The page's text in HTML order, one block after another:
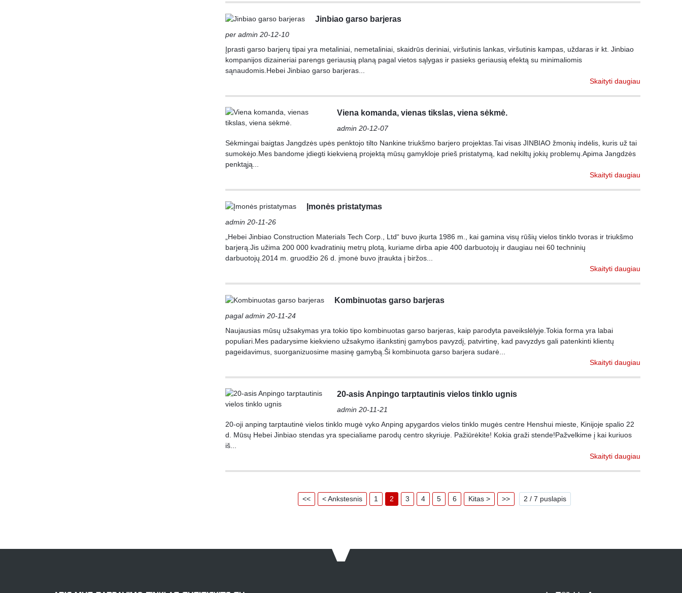
Jinbiao garso barjeras
per admin 20-12-10
Įprasti garso barjerų tipai yra metaliniai, nemetaliniai, skaidrūs deriniai, viršutinis lankas, viršutinis kampas, uždaras ir kt. Jinbiao
kompanijos dizaineriai parengs geriausią planą pagal vietos sąlygas ir pasieks geriausią efektą su minimaliomis
sąnaudomis.Hebei Jinbiao garso barjeras...
Skaityti daugiau
Viena komanda, vienas tikslas, viena sėkmė.
admin 20-12-07
Sėkmingai baigtas Jangdzės upės penktojo tilto Nankine triukšmo barjero projektas.Tai visas JINBIAO žmonių indėlis, kuris už tai
sumokėjo.Mes bandome įdiegti kiekvieną projektą mūsų gamykloje prieš pristatymą, kad nekiltų jokių problemų.Apima Jangdzės
penktąją...
Skaityti daugiau
Įmonės pristatymas
admin 20-11-26
„Hebei Jinbiao Construction Materials Tech Corp., Ltd“ buvo įkurta 1986 m., kai gamina visų rūšių vielos tinklo tvoras ir triukšmo
barjerą.Jis užima 200 000 kvadratinių metrų plotą, kuriame dirba apie 400 darbuotojų ir daugiau nei 60 techninių
darbuotojų.2014 m. gruodžio 26 d. įmonė buvo įtraukta į biržos...
Skaityti daugiau
Kombinuotas garso barjeras
pagal admin 20-11-24
Naujausias mūsų užsakymas yra tokio tipo kombinuotas garso barjeras, kaip parodyta paveikslėlyje.Tokia forma yra labai
populiari.Mes padarysime kiekvieno užsakymo išankstinį gamybos pavyzdį, patvirtinę, kad pavyzdys gali patenkinti klientų
pageidavimus, suorganizuosime masinę gamybą.Ši kombinuota garso barjera sudarė...
Skaityti daugiau
20-asis Anpingo tarptautinis vielos tinklo ugnis
admin 20-11-21
20-oji anping tarptautinė vielos tinklo mugė vyko Anping apygardos vielos tinklo mugės centre Henshui mieste, Kinijoje spalio 22
d. Mūsų Hebei Jinbiao stendas yra specialiame parodų centro skyriuje. Pažiūrėkite! Kokia graži stende!Pažvelkime į kai kuriuos
iš...
Skaityti daugiau
<< < Ankstesnis 1 2 3 4 5 6 Kitas > >> 2 / 7 puslapis